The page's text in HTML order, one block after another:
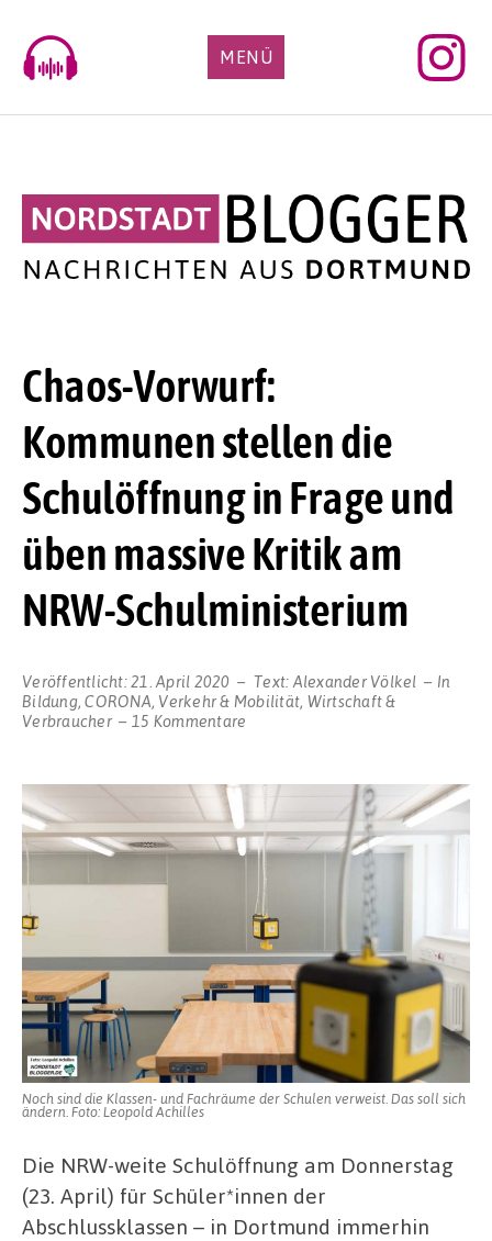
content
MENÜ
Chaos-Vorwurf:
Kommunen stellen die
Schulöffnung in Frage und
üben massive Kritik am
NRW-Schulministerium
Veröffentlicht:21. April 2020 Text: Alexander Völkel
In
Bildung,CORONA, Verkehr & Mobilität, Wirtschaft &
Verbraucher
15 Kommentare
stellen
die
Schulöffnung
in
Frage
und
üben
massive
Kritik
am
NRW-
Schulministerium
Noch sind die Klassen- und Fachräume der Schulen verweist. Das soll sich
ändern. Foto: Leopold Achilles
Die NRW-weite Schulöffnung am Donnerstag
(23. April) für Schüler*innen der
Abschlussklassen – in Dortmund immerhin